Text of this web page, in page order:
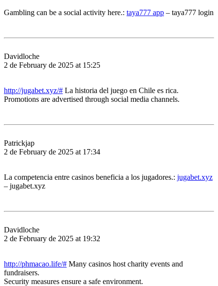
Gambling can be a social activity here.: taya777 app – taya777 login
Davidloche
2 de February de 2025 at 15:25
http://jugabet.xyz/# La historia del juego en Chile es rica.
Promotions are advertised through social media channels.
Patrickjap
2 de February de 2025 at 17:34
La competencia entre casinos beneficia a los jugadores.: jugabet.xyz
– jugabet.xyz
Davidloche
2 de February de 2025 at 19:32
http://phmacao.life/# Many casinos host charity events and
fundraisers.
Security measures ensure a safe environment.